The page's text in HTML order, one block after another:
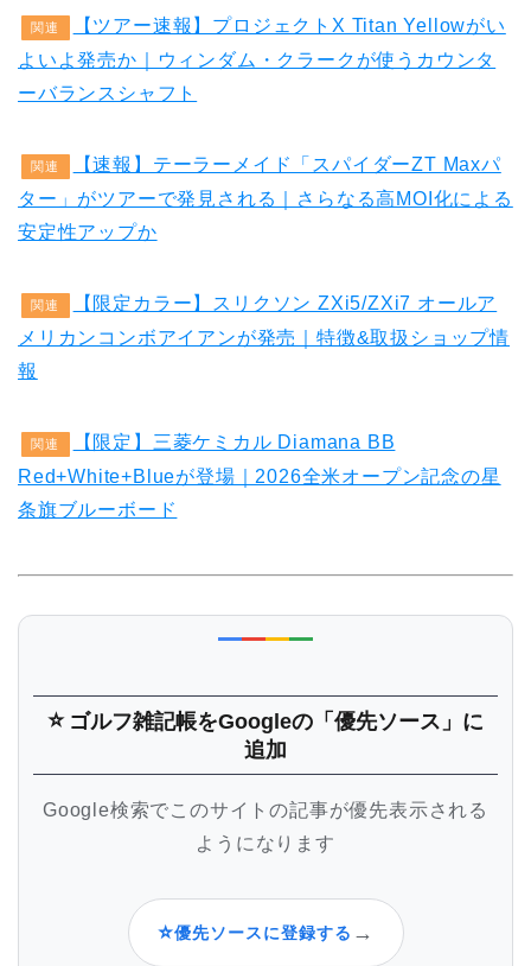
関連
【ツアー速報】プロジェクトX Titan Yellowがい
よいよ発売か｜ウィンダム・クラークが使うカウンタ
ーバランスシャフト
関連
【速報】テーラーメイド「スパイダーZT Maxパ
ター」がツアーで発見される｜さらなる高MOI化による
安定性アップか
関連
【限定カラー】スリクソン ZXi5/ZXi7 オールア
メリカンコンボアイアンが発売｜特徴&取扱ショップ情
報
関連
【限定】三菱ケミカル Diamana BB
Red+White+Blueが登場｜2026全米オープン記念の星
条旗ブルーボード
⭐ ゴルフ雑記帳をGoogleの「優先ソース」に
追加
Google検索でこのサイトの記事が優先表示される
ようになります
⭐優先ソースに登録する →